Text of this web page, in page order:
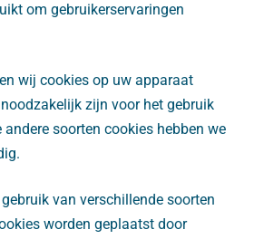
om gebruikerservaringen
wij cookies op uw apparaat
zijn voor het gebruik
soorten cookies hebben we
van verschillende soorten
worden geplaatst door